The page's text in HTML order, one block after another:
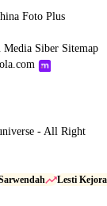
Foto Plus
Media Siber Sitemap
- All Right
Lesti Kejora